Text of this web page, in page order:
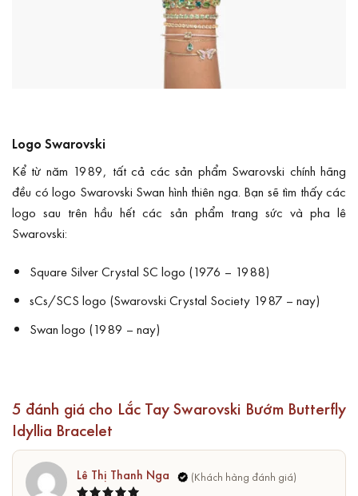
Logo Swarovski
Kể từ năm 1989, tất cả các sản phẩm Swarovski chính hãng
đều có logo Swarovski Swan hình thiên nga. Bạn sẽ tìm thấy các
logo sau trên hầu hết các sản phẩm trang sức và pha lê
Swarovski:
Square Silver Crystal SC logo (1976 – 1988)
sCs/SCS logo (Swarovski Crystal Society 1987 – nay)
Swan logo (1989 – nay)
5 đánh giá cho Lắc Tay Swarovski Bướm Butterfly
Idyllia Bracelet
Lê Thị Thanh Nga